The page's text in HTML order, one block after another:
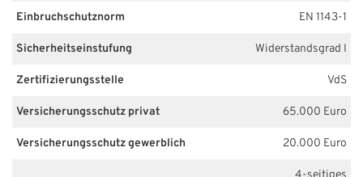
Einbruchschutznorm EN 1143-1
Sicherheitseinstufung Widerstandsgrad I
Zertifizierungsstelle VdS
Versicherungsschutz privat 65.000 Euro
Versicherungsschutz gewerblich 20.000 Euro